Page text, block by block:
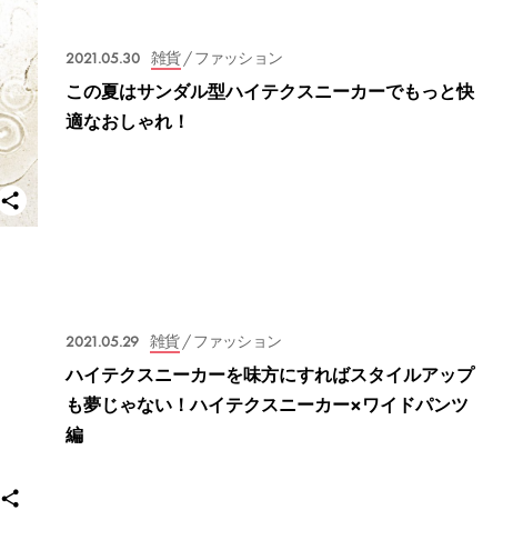
2021.05.30 雑貨/ ファッション
この夏はサンダル型ハイテクスニーカーでもっと快
適なおしゃれ！
2021.05.29 雑貨 / ファッション
ハイテクスニーカーを味方にすればスタイルアップ
も夢じゃない！ハイテクスニーカー×ワイドパンツ
編